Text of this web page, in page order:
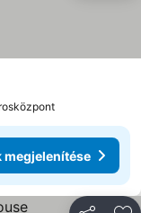
megjelenítése